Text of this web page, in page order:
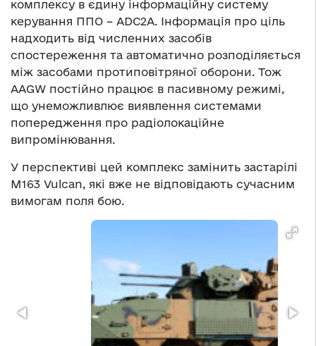
комплексу в єдину інформаційну систему
керування ППО – ADC2A. Інформація про ціль
надходить від численних засобів
спостереження та автоматично розподіляється
між засобами протиповітряної оборони. Тож
AAGW постійно працює в пасивному режимі,
що унеможливлює виявлення системами
попередження про радіолокаційне
випромінювання.
У перспективі цей комплекс замінить застарілі
M163 Vulcan, які вже не відповідають сучасним
вимогам поля бою.